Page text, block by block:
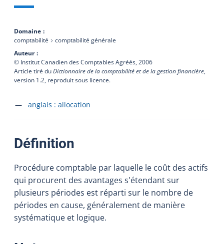
Domaine
comptabilité
comptabilité générale
Auteur
© Institut Canadien des Comptables Agréés, 2006
Article tiré duDictionnaire de la comptabilité et de la gestion financière,
version 1.2, reproduit sous licence.
Accéder à la fiche en
anglais : allocation
Définition
Procédure comptable par laquelle le coût des actifs
qui procurent des avantages s'étendant sur
plusieurs périodes est réparti sur le nombre de
périodes en cause, généralement de manière
systématique et logique.